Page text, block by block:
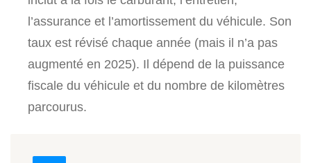
l’assurance et l’amortissement du véhicule. Son
taux est révisé chaque année (mais il n’a pas
augmenté en 2025). Il dépend de la puissance
fiscale du véhicule et du nombre de kilomètres
parcourus.